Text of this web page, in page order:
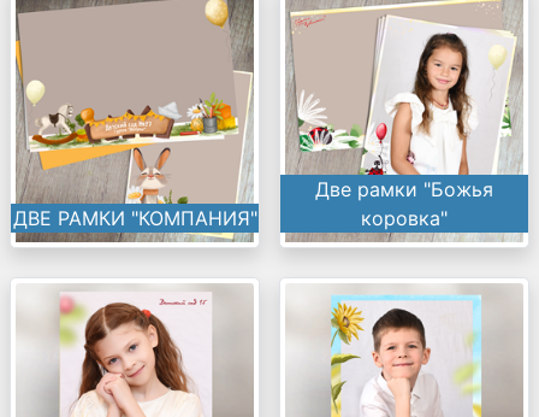
ДВЕ РАМКИ "КОМПАНИЯ"
Две рамки "Божья
коровка"